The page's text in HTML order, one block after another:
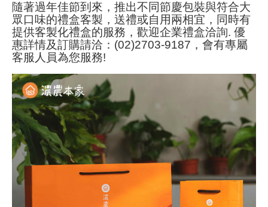
隨著過年佳節到來，推出不同節慶包裝與符合大
眾口味的禮盒客製，送禮或自用兩相宜，同時有
提供客製化禮盒的服務，歡迎企業禮盒洽詢. 優
惠詳情及訂購請洽：(02)2703-9187，會有專屬
客服人員為您服務!